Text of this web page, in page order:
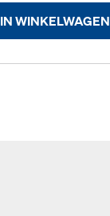
IN WINKELWAGEN